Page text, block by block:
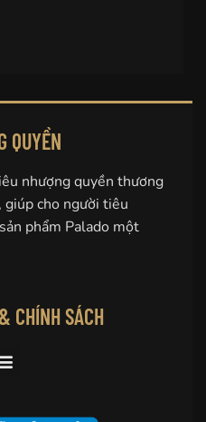
QUYỀN
nhượng quyền thương
cho người tiêu
phẩm Palado một
CHÍNH SÁCH